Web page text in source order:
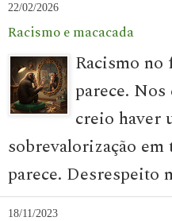
22/02/2026
Racismo e macacada
Racismo no
parece.
creio haver
sobrevalorização
parece. Desrespeito
18/11/2023